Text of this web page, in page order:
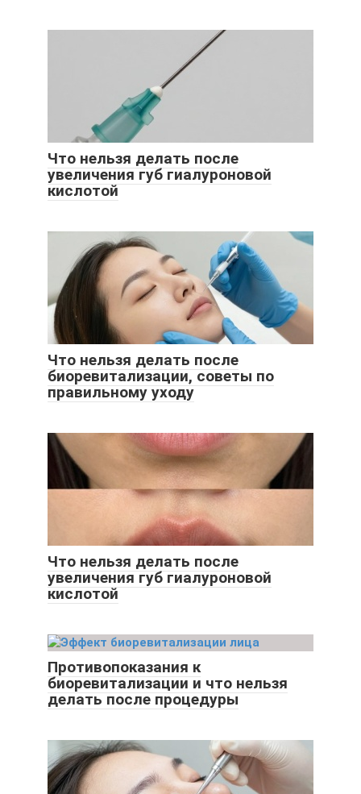
Что нельзя делать после
увеличения губ гиалуроновой
кислотой
Что нельзя делать после
биоревитализации, советы по
правильному уходу
Что нельзя делать после
увеличения губ гиалуроновой
кислотой
Противопоказания к
биоревитализации и что нельзя
делать после процедуры